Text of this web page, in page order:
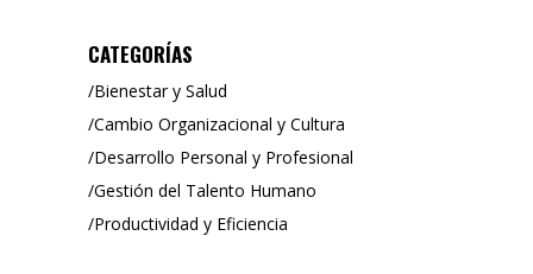
CATEGORÍAS
Bienestar y Salud
Cambio Organizacional y Cultura
Desarrollo Personal y Profesional
Gestión del Talento Humano
Productividad y Eficiencia